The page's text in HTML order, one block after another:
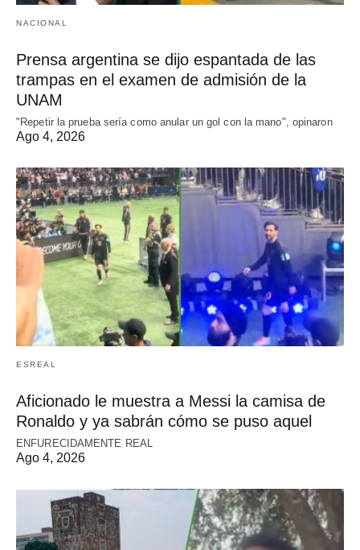
NACIONAL
Prensa argentina se dijo espantada de las
trampas en el examen de admisión de la
UNAM
"Repetir la prueba sería como anular un gol con la mano", opinaron
Ago 4, 2026
ESREAL
Aficionado le muestra a Messi la camisa de
Ronaldo y ya sabrán cómo se puso aquel
ENFURECIDAMENTE REAL
Ago 4, 2026